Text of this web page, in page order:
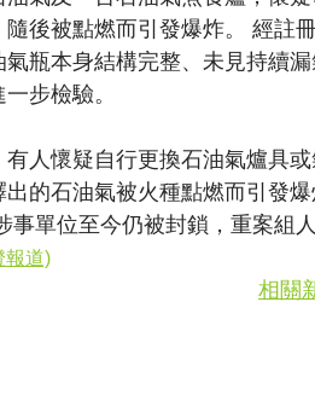
後被點燃而引發爆炸。 經註
瓶本身結構完整、未見持續
步檢驗。
人懷疑自行更換石油氣爐具
出的石油氣被火種點燃而引發
事單位至今仍被封鎖，重案組
報道)
相關